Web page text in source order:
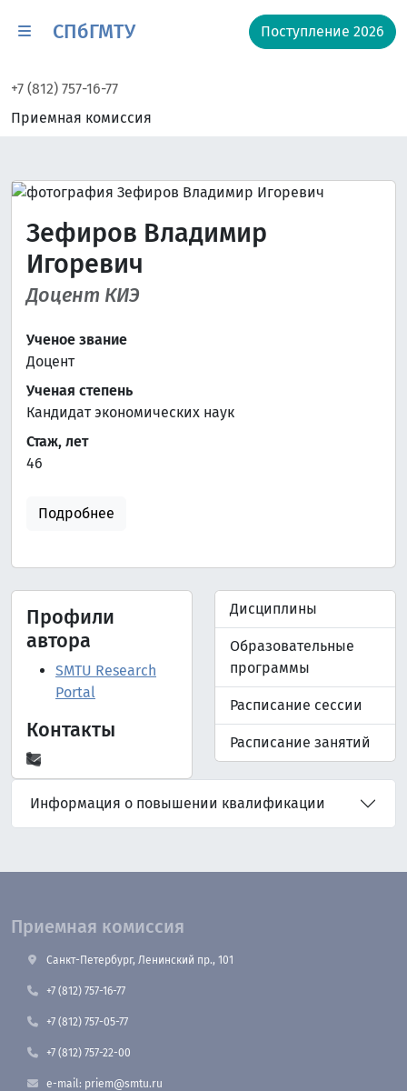
СПбГМТУ Поступление 2026
+7 (812) 757-16-77
Приемная комиссия
Зефиров Владимир
Игоревич
Доцент КИЭ
Ученое звание
Доцент
Ученая степень
Кандидат экономических наук
Стаж, лет
46
Подробнее
Профили
автора
SMTU Research
Portal
Контакты
Дисциплины
Образовательные
программы
Расписание сессии
Расписание занятий
Информация о повышении квалификации
Приемная комиссия
Санкт-Петербург, Ленинский пр., 101
+7 (812) 757-16-77
+7 (812) 757-05-77
+7 (812) 757-22-00
e-mail: priem@smtu.ru